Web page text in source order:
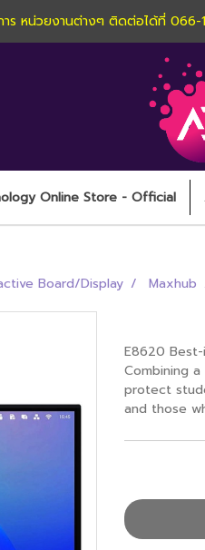
ร หน่วยงานต่างๆ ติดต่อได้ที่
Online Store - Official
Board/Display Maxhub
E8620
Combining
protect
and those